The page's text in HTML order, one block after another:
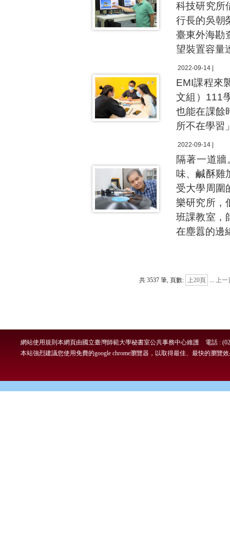
科技研究所
行長的吳朝
臺東外海勘
望裝置容量
2022-09-14 |
EMI課程來
文組）111
也能在課餘
所不在學習
2022-09-14 |
隔著一道
味、鹹酥雞
受大學周圍
樂研究所，
班課教室，
在塵囂的邊
共 3537 筆, 頁數: 上20頁 ... 上一
本網頁由國立臺灣師範大學秘書室公共事務中心維護 電話 :
網站使用規則
本站強烈建議您使用免費的google chrome瀏覽器，以取得最佳、最快的瀏覽